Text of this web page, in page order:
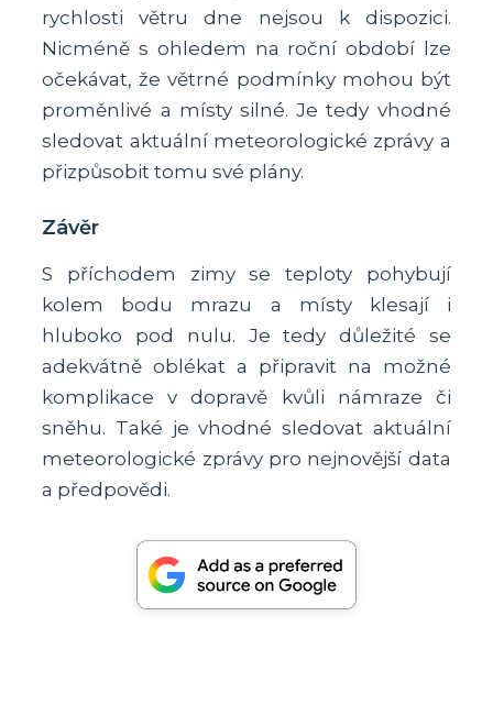
rychlosti větru dne nejsou k dispozici.
Nicméně s ohledem na roční období lze
očekávat, že větrné podmínky mohou být
proměnlivé a místy silné. Je tedy vhodné
sledovat aktuální meteorologické zprávy a
přizpůsobit tomu své plány.
Závěr
S příchodem zimy se teploty pohybují
kolem bodu mrazu a místy klesají i
hluboko pod nulu. Je tedy důležité se
adekvátně oblékat a připravit na možné
komplikace v dopravě kvůli námraze či
sněhu. Také je vhodné sledovat aktuální
meteorologické zprávy pro nejnovější data
a předpovědi.